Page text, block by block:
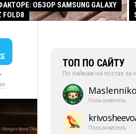
ОБЗОР SAMSUNG GALAXY
FOLD8
ТОП ПО САЙТУ
По лайкам на постах за
Пользователь
Пользователь